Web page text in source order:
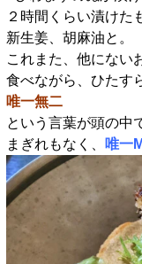
２時間くらい漬けた
新生姜、胡麻油と。
これまた、他にない
食べながら、ひたす
唯一無二
という言葉が頭の中
まぎれもなく、
唯一